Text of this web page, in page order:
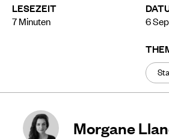
LESEZEIT
7Minuten
6
Morgane